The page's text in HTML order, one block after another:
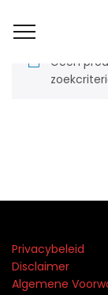
Geen
Privacybeleid
Disclaimer
Algemene